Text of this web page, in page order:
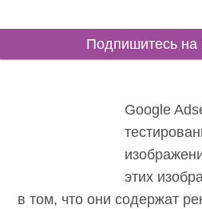
Подпишитесь на
Google
этих
в том, что они содержат